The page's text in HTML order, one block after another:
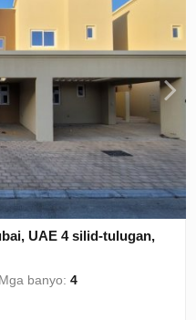
UAE 4 silid-tulugan,
Mga banyo:4